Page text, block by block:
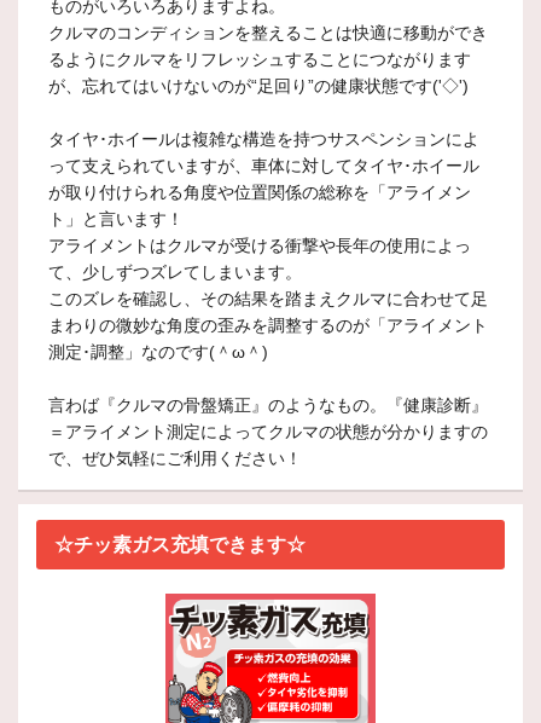
ものがいろいろありますよね。
クルマのコンディションを整えることは快適に移動ができ
るようにクルマをリフレッシュすることにつながります
が、忘れてはいけないのが“足回り”の健康状態です('◇')ゞ
タイヤ･ホイールは複雑な構造を持つサスペンションによ
って支えられていますが、車体に対してタイヤ･ホイール
が取り付けられる角度や位置関係の総称を「アライメン
ト」と言います！
アライメントはクルマが受ける衝撃や長年の使用によっ
て、少しずつズレてしまいます。
このズレを確認し、その結果を踏まえクルマに合わせて足
まわりの微妙な角度の歪みを調整するのが「アライメント
測定･調整」なのです(＾ω＾)
言わば『クルマの骨盤矯正』のようなもの。『健康診断』
＝アライメント測定によってクルマの状態が分かりますの
で、ぜひ気軽にご利用ください！
☆チッ素ガス充填できます☆